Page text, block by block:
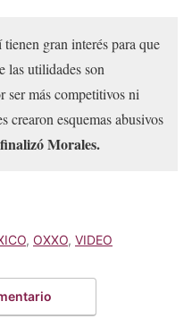
gran interés para que
las utilidades son
ser más competitivos ni
crearon esquemas abusivos
finalizó Morales.
, OXXO, VIDEO